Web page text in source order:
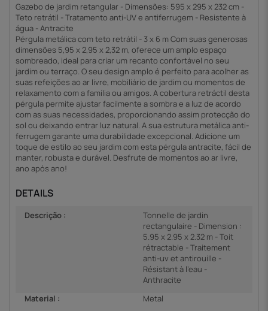
Gazebo de jardim retangular - Dimensões: 595 x 295 x 232 cm -
Teto retrátil - Tratamento anti-UV e antiferrugem - Resistente à
água - Antracite
Pérgula metálica com teto retrátil - 3 x 6 m Com suas generosas
dimensões 5,95 x 2,95 x 2,32 m, oferece um amplo espaço
sombreado, ideal para criar um recanto confortável no seu
jardim ou terraço. O seu design amplo é perfeito para acolher as
suas refeições ao ar livre, mobiliário de jardim ou momentos de
relaxamento com a família ou amigos. A cobertura retráctil desta
pérgula permite ajustar facilmente a sombra e a luz de acordo
com as suas necessidades, proporcionando assim protecção do
sol ou deixando entrar luz natural. A sua estrutura metálica anti-
ferrugem garante uma durabilidade excepcional. Adicione um
toque de estilo ao seu jardim com esta pérgula antracite, fácil de
manter, robusta e durável. Desfrute de momentos ao ar livre,
ano após ano!
DETAILS
Descrição :
Tonnelle de jardin
rectangulaire - Dimension :
5.95 x 2.95 x 2.32 m - Toit
rétractable - Traitement
anti-uv et antirouille -
Résistant à l'eau -
Anthracite
Material :
Metal